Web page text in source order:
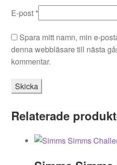
E-post *
Spara mitt namn, min e-
denna webbläsare till nästa
kommentar.
Relaterade